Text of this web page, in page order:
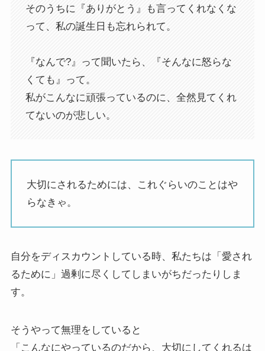
そのうちに『ありがとう』も言ってくれなくな
って、私の誕生日も忘れられて。
『なんで?』って聞いたら、『そんなに怒らな
くても』って。
私がこんなに頑張っているのに、全然見てくれ
てないのが悲しい。
大切にされるためには、これぐらいのことはや
らなきゃ。
自分をディスカウントしている時、私たちは「愛され
るために」過剰に尽くしてしまいがちだったりしま
す。
そうやって無理をしていると
「こんなにやっているのだから、大切にしてくれるは